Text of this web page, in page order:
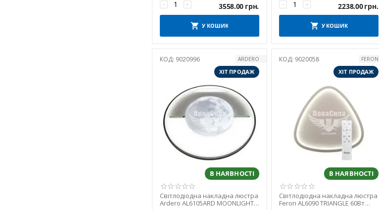
+
− 3558.00 грн.
У КОШИК
+
− 2238.00грн.
У КОШИК
КОД: 9020996
ARDERO
ХІТ ПРОДАЖ
В НАЯВНОСТІ
Світлодіодна накладна люстра
Ardero AL6105ARD MOONLIGHT
КОД: 9020058
FERON
ХІТ ПРОДАЖ
В НАЯВНОСТІ
Світлодіодна накладна люстра
Feron AL6090 TRIANGLE 60Вт